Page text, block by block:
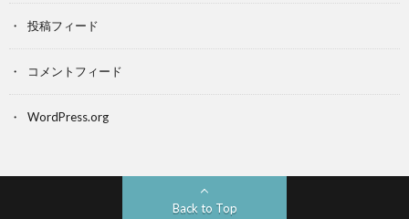
投稿フィード
コメントフィード
WordPress.org
Back to Top